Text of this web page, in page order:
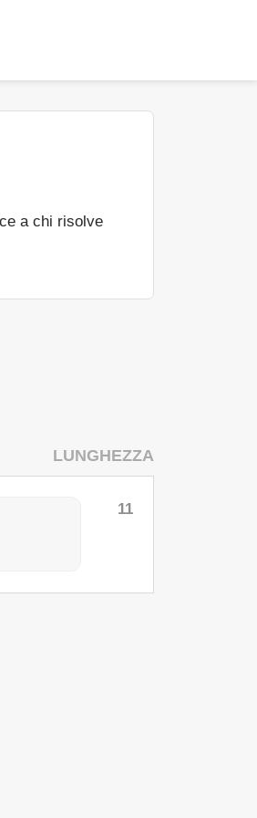
a chi risolve
LUNGHEZZA
11